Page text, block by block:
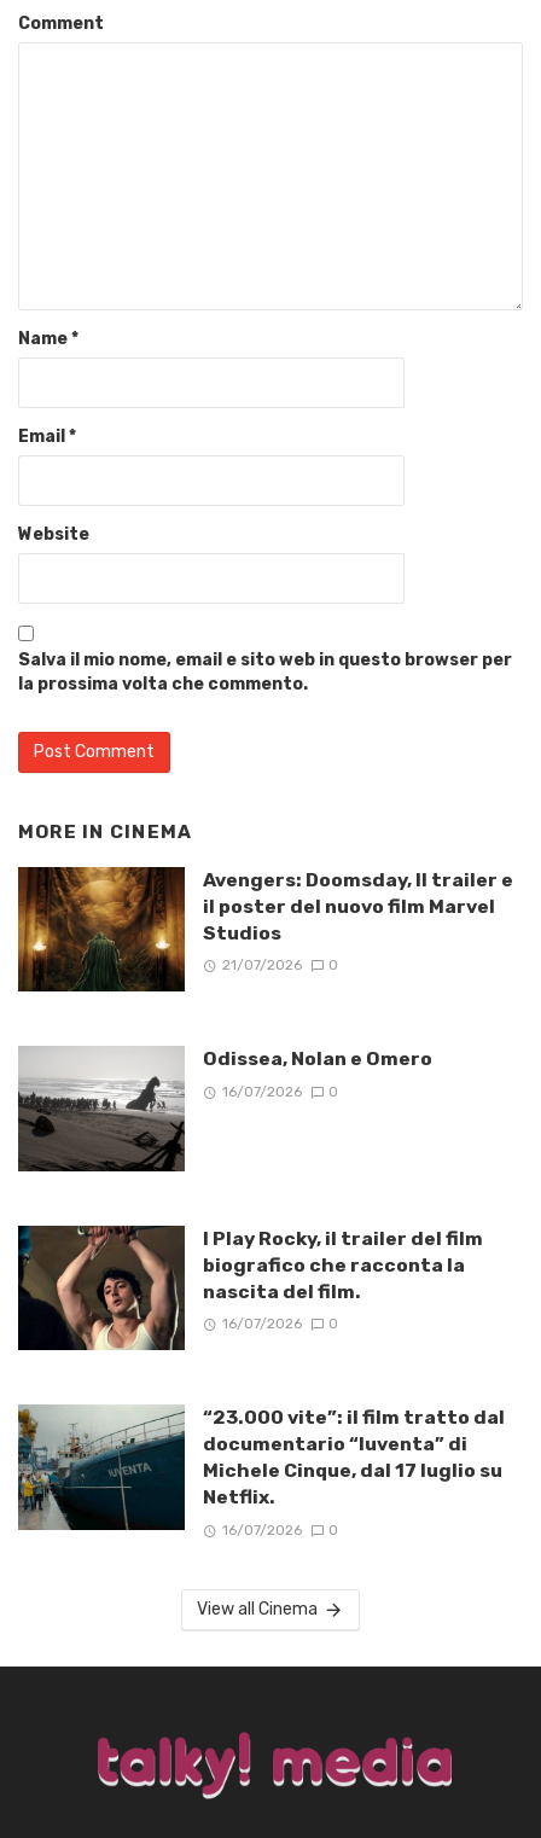
Comment
Name*
Email*
Website
Salva il mio nome, email e sito web in questo browser per
la prossima volta che commento.
MORE IN CINEMA
Avengers: Doomsday, Il trailer e
il poster del nuovo film Marvel
Studios
21/07/2026 0
Odissea, Nolan e Omero
16/07/2026 0
I Play Rocky, il trailer del film
biografico che racconta la
nascita del film.
16/07/2026 0
“23.000 vite”: il film tratto dal
documentario “Iuventa” di
Michele Cinque, dal 17 luglio su
Netflix.
16/07/2026 0
View all Cinema